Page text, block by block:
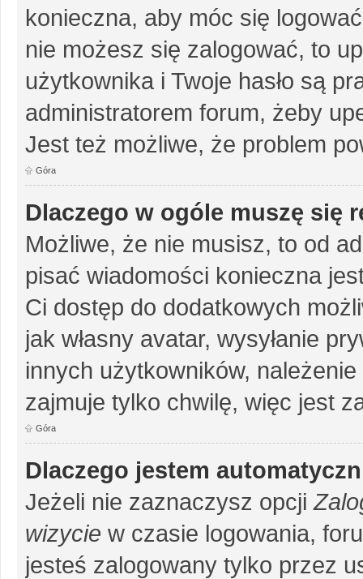
konieczna, aby móc się
nie możesz się zalogować, to
użytkownika i Twoje hasło są
administratorem forum, żeby
Jest też możliwe, że problem
Góra
Dlaczego w ogóle muszę się
Możliwe, że nie musisz, to od
pisać wiadomości konieczna
Ci dostęp do dodatkowych
jak własny avatar, wysyłanie
innych użytkowników,
zajmuje tylko chwilę, więc jest
Góra
Dlaczego jestem
Jeżeli nie zaznaczysz opcji
wizycie w czasie logowania,
jesteś zalogowany tylko przez